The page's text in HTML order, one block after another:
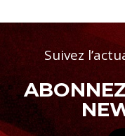
Suivez